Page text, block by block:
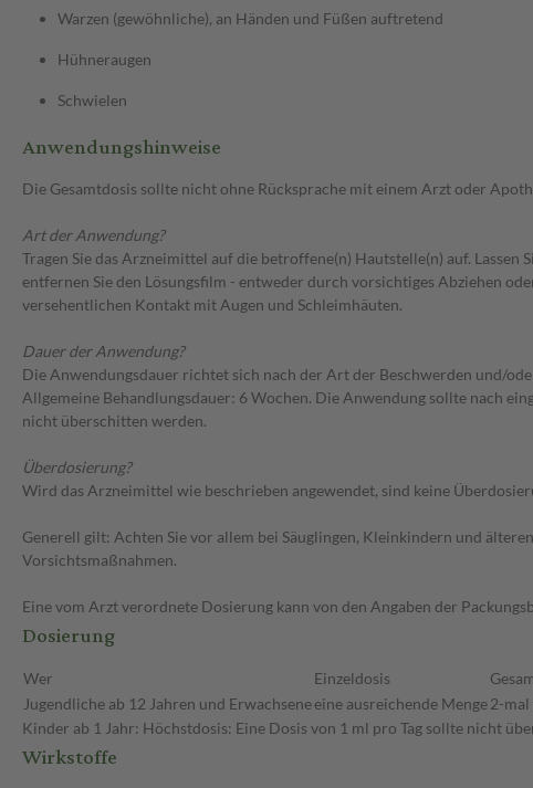
Warzen (gewöhnliche), an Händen und Füßen auftretend
Hühneraugen
Schwielen
Anwendungshinweise
Die Gesamtdosis sollte nicht ohne Rücksprache mit einem Arzt oder
Art der Anwendung?
Tragen Sie das Arzneimittel auf die betroffene(n) Hautstelle(n) auf.
entfernen Sie den Lösungsfilm - entweder durch vorsichtiges Abziehen
versehentlichen Kontakt mit Augen und Schleimhäuten.
Dauer der Anwendung?
Die Anwendungsdauer richtet sich nach der Art der Beschwerden und/
Allgemeine Behandlungsdauer: 6 Wochen. Die Anwendung sollte nach
nicht überschitten werden.
Überdosierung?
Wird das Arzneimittel wie beschrieben angewendet, sind keine
Generell gilt: Achten Sie vor allem bei Säuglingen, Kleinkindern und
Vorsichtsmaßnahmen.
Eine vom Arzt verordnete Dosierung kann von den Angaben der
Dosierung
Wer Einzeldosis
Jugendliche ab 12 Jahren und Erwachseneeine ausreichende Menge2-
Kinder ab 1 Jahr: Höchstdosis: Eine Dosis von 1 ml pro Tag sollte nicht
Wirkstoffe